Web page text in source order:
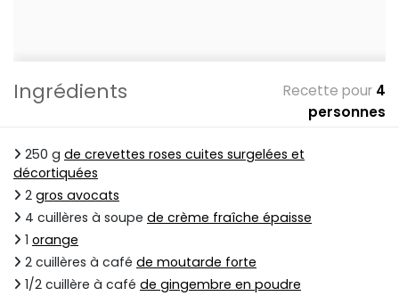
Ingrédients Recette pour 4
personnes
250 g de crevettes roses cuites surgelées et
décortiquées
2 gros avocats
4 cuillères à soupe de crème fraîche épaisse
1 orange
2 cuillères à café de moutarde forte
1/2 cuillère à café de gingembre en poudre